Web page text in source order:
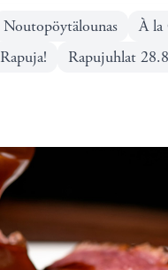
Noutopöytälounas
À la
Rapuja! Rapujuhlat